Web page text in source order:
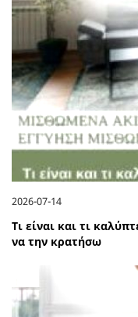
2026-07-14
Τι είναι και τι
να την κρατήσω